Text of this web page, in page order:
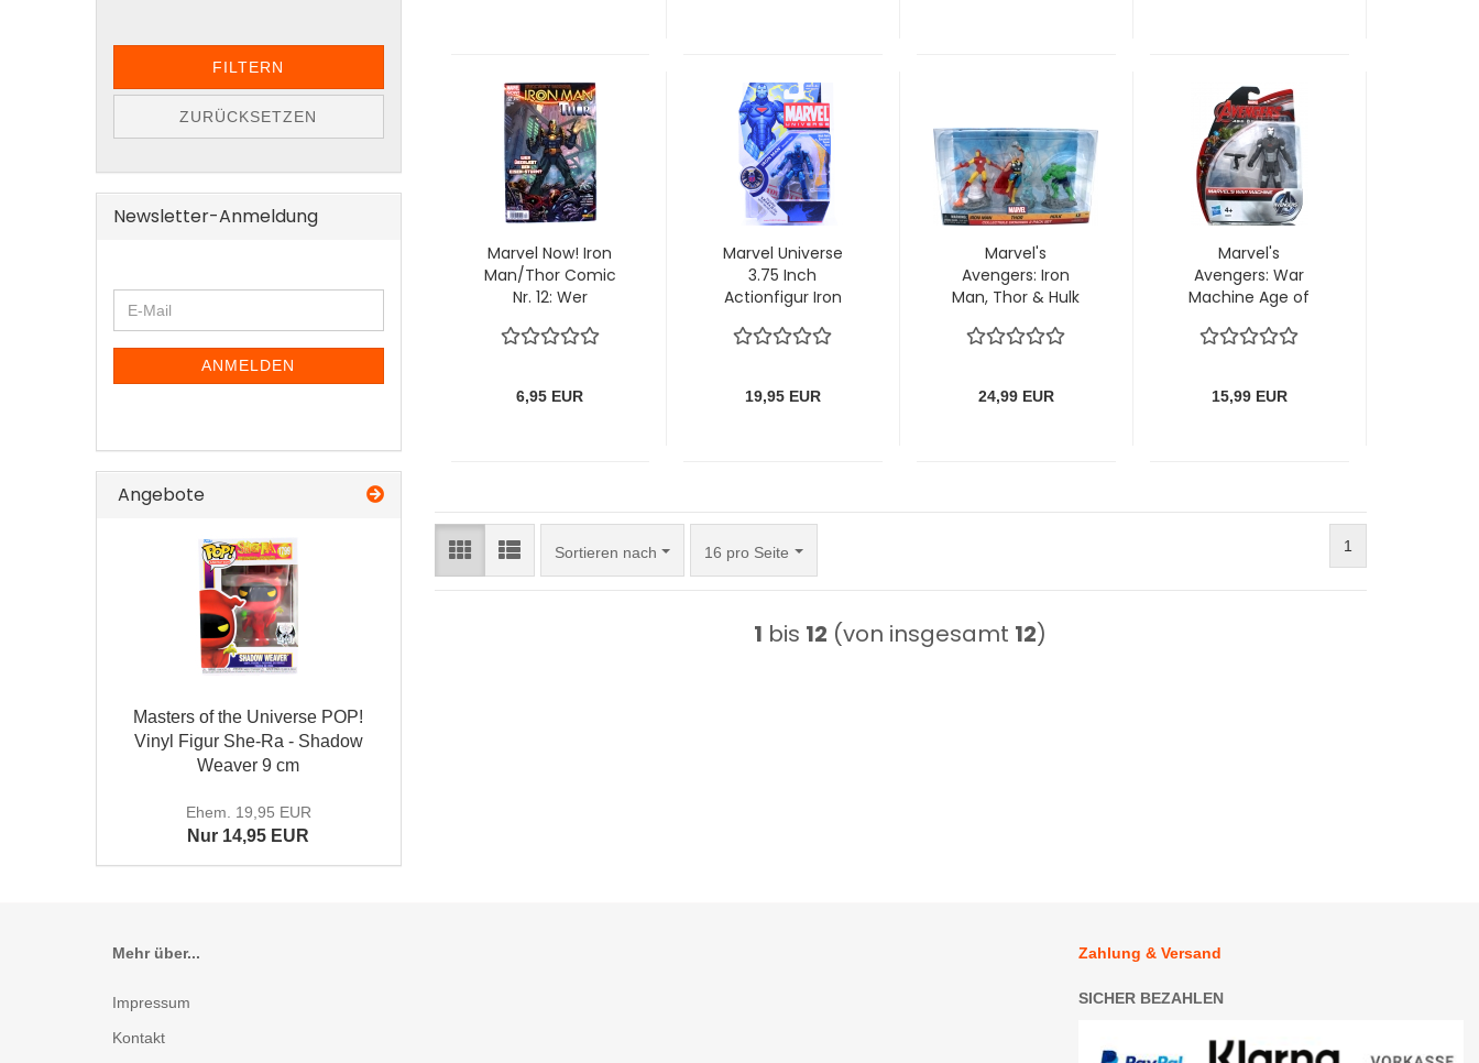
Marvel Now! Iron
Man/Thor Comic
Nr. 12: Wer
Eisen-Sturm?
6,95 EUR
Marvel Universe
3.75 Inch
Actionfigur Iron
von Hasbro
19,95 EUR
Marvel's
Avengers: Iron
Man, Thor & Hulk
"Diorama 3 Pack
24,99 EUR
Marvel's
Avengers: War
Machine Age of
Actionfigur von
15,99 EUR
Sortieren nach
Sortieren nach 16 pro Seite
pro Seite 1
1 bis 12 (von insgesamt 12)
FILTERN
ZURÜCKSETZEN
Newsletter-Anmeldung
ZUR
ANMELDUNG
E-
Mail
ANMELDEN
Angebote
Masters of the Universe POP!
Vinyl Figur She-Ra - Shadow
Weaver 9 cm
Ehem. 19,95 EUR
Nur 14,95 EUR
Mehr über...
Impressum
Kontakt
Zahlung & Versand
SICHER BEZAHLEN